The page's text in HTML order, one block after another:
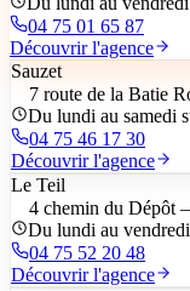
04 75 01 65 87
Découvrir l'agence
Sauzet
7 route de la Batie
Du lundi au samedi
04 75 46 17 30
Découvrir l'agence
Le Teil
4 chemin du Dépôt
Du lundi au
04 75 52 20 48
Découvrir l'agence